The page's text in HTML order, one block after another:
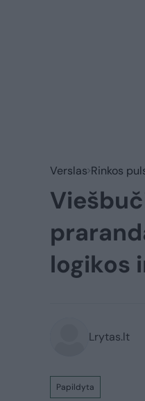
Verslas Rinkos
logikos
Lrytas.lt
Papildyta